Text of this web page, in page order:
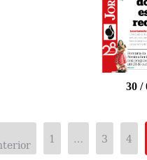
30 /
1 … 3 4